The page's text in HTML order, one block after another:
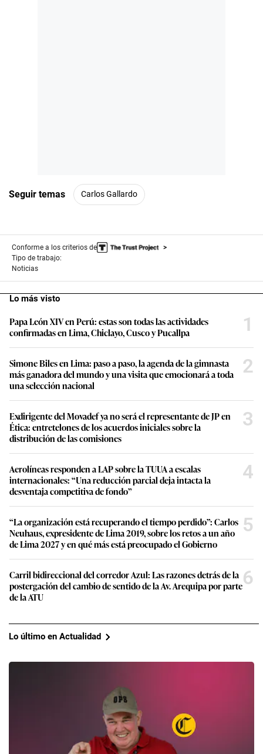
Seguir temas Carlos Gallardo
Conforme a los criterios de
Tipo de trabajo:
Noticias
Lo más visto
Papa León XIV en Perú: estas son todas las actividades
confirmadas en Lima, Chiclayo, Cusco y Pucallpa
1
Simone Biles en Lima: paso a paso, la agenda de la gimnasta
más ganadora del mundo y una visita que emocionará a toda
una selección nacional
2
Exdirigente del Movadef ya no será el representante de JP en
Ética: entretelones de los acuerdos iniciales sobre la
distribución de las comisiones
3
Aerolíneas responden a LAP sobre la TUUA a escalas
internacionales: “Una reducción parcial deja intacta la
desventaja competitiva de fondo”
4
“La organización está recuperando el tiempo perdido”: Carlos
Neuhaus, expresidente de Lima 2019, sobre los retos a un año
de Lima 2027 y en qué más está preocupado el Gobierno
5
Carril bidireccional del corredor Azul: Las razones detrás de la
postergación del cambio de sentido de la Av. Arequipa por parte
de la ATU
6
Lo último en Actualidad